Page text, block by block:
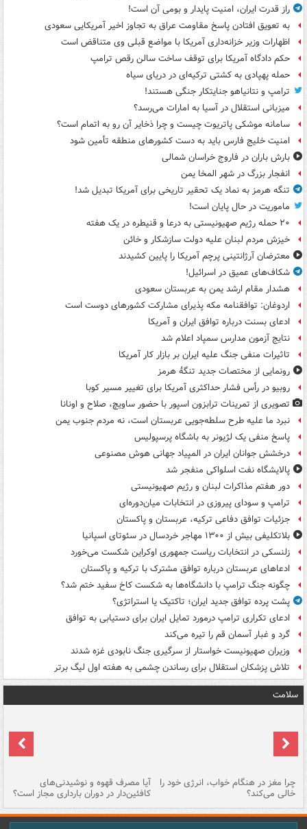
راز قدرت ایران، امنیت پایدار و بومی آن است!
به تعویق افتادن پاسخ مقاومت عراق به تجاوز اخیر آمریکایی سعودی
اظهارات وزیر خزانه‌داری آمریکا با مواضع قبلی وی متناقض است
حکم دادگاه آمریکا برای توقف ساخت سالن رقص ترامپ
حمله پهپادی به کشتی ترکیه‌ای در دریای سیاه
ترامپ و نتانیاهو جنایتکار جنگی هستند!
میزبانی استقلال در آسیا به امارات می‌رسد؟
سامانه موشکی پاتریوت چیست و چرا ذخایر آن رو به اتمام است؟
امنیت خلیج فارس باید به دست کشورهای منطقه تأمین شود
بارش باران در فاروج خراسان شمالی
انفجار بزرگ در شهر المخا یمن
تنگه هرمز به نماد یک تحقیر تاریخی برای آمریکا تبدیل شد!
ماموریت در حال پایان است!
۲۰ حمله رژیم صهیونیستی به درعا و قنیطره در یک هفته
خیزش مردم لبنان علیه دولت سازشکار و خائن
معترضان آرژانتینی پرچم آمریکا را پایین کشیدند
شکاف‌های عمیق در اسرائیل!
هشدار مقام ارشد یمن به عربستان سعودی
اردوغان: توافقنامه مکه پذیرای مشارکت کشورهای دوست است
ادعای بسنت درباره توافق ایران و آمریکا
نتایج آزمون مدارس سمپاد اعلام شد
تاثیرات منفی جنگ علیه ایران بر بازار کار آمریکا
رونمایی از مختصات جدید تنگۀ هرمز
روبیو در رأس فشار حداکثری آمریکا برای تغییر مسیر کوبا
تصویری از تمرینات ترابزون اسپور با حضور ساویچ، صلاح و اونانا
نبرد ما علیه طرح سلطه‌جویی عربستان است، نه مردم جنوب یمن
پاسخ منفی یک لژیونر به باشگاه پرسپولیس
درخشش جوانان ایران در المپیاد جهانی هوش مصنوعی
پالایشگاه نفت اسلواکی منفجر شد
دور هفتم مذاکرات لبنان و رژیم صهیونیستی
ترامپ و سودای پیروزی در انتخابات میان‌دوره‌ای
جزئیات توافق دفاعی ترکیه، عربستان و پاکستان
بلاتکلیفی بیش از ۱۳۰۰ مهاجر خردسال در سئوتای اسپانیا
زلنسکی در انتخابات ریاست جمهوری اوکراین شکست می‌خورد
ادعاهای عربستان درباره توافق مشترک با ترکیه و پاکستان
چگونه جنگ ترامپ با دانشگاه‌ها به شکست کاخ سفید ختم شد؟
پشت پرده توافق جدید ایران؛ تاکتیک یا استراتژی؟
ادعای تکراری ترامپ درمورد تمایل ایران برای دستیابی به توافق
گرد و غبار آسمان قم را تیره می‌کند
وزیران صهیونیست خواستار از سرگیری جنگ نابودی غزه شدند
تلاش پزشکان استقلال برای رساندن چشمی به هفته اول لیگ برتر
سلامت
چرا مغز در هنگام خواب، انرژی خود را
خالی می‌کند؟
آیا مصرف قهوه و نوشیدنی‌های
کافئین‌دار در دوران بارداری مجاز است؟